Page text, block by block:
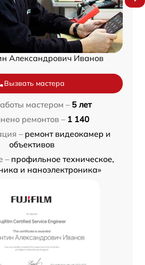
Александрович Иванов
Вызвать мастера
мастером – 5 лет
ремонтов – 1 140
– ремонт видеокамер и
объективов
– профильное техническое,
и наноэлектроника»